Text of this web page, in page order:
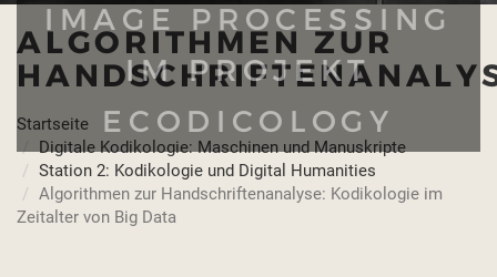
IMAGE PROCESSING
IM PROJEKT
ECODICOLOGY
ALGORITHMEN ZUR
Startseite
Digitale Kodikologie: Maschinen und Manuskripte
Station 2: Kodikologie und Digital Humanities
Algorithmen zur Handschriftenanalyse: Kodikologie im
Zeitalter von Big Data